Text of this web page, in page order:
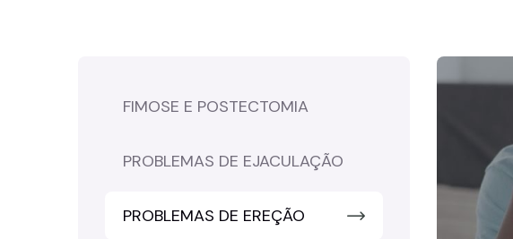
FIMOSE E POSTECTOMIA
PROBLEMAS DE EJACULAÇÃO
PROBLEMAS DE EREÇÃO